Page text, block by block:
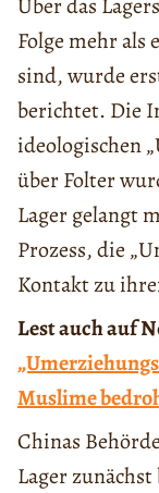
Über das
Folge mehr
sind, wurde
berichtet. Die
ideologischen
über Folter
Lager gelangt
Prozess, die
Kontakt zu
Lest auch auf
Muslime
Chinas
Lager